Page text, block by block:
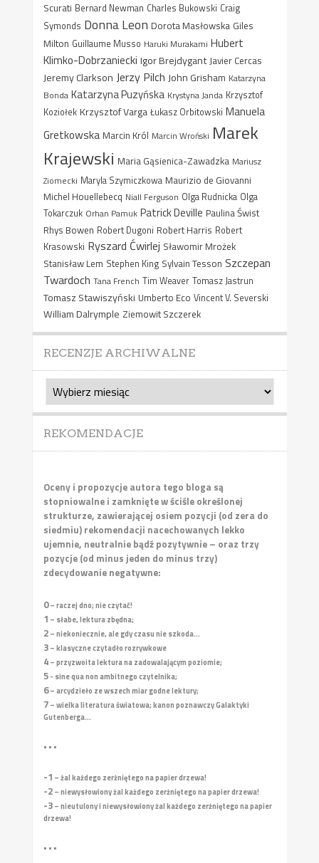
Scurati Bernard Newman Charles Bukowski Craig
Symonds Donna Leon Dorota Masłowska Giles
Milton Guillaume Musso Haruki Murakami Hubert
Klimko-Dobrzaniecki Igor Brejdygant Javier Cercas
Jeremy Clarkson Jerzy Pilch John Grisham Katarzyna
Bonda Katarzyna Puzyńska Krystyna Janda Krzysztof
Koziołek Krzysztof Varga Łukasz Orbitowski Manuela
Gretkowska Marcin Król Marcin Wroński Marek
Krajewski Maria Gąsienica-Zawadzka Mariusz
Ziomecki Maryla Szymiczkowa Maurizio de Giovanni
Michel Houellebecq Niall Ferguson Olga Rudnicka Olga
Tokarczuk Orhan Pamuk Patrick Deville Paulina Świst
Rhys Bowen Robert Dugoni Robert Harris Robert
Krasowski Ryszard Ćwirlej Sławomir Mrożek
Stanisław Lem Stephen King Sylvain Tesson Szczepan
Twardoch Tana French Tim Weaver Tomasz Jastrun
Tomasz Stawiszyński Umberto Eco Vincent V. Severski
William Dalrymple Ziemowit Szczerek
RECENZJE ARCHIWALNE
Recenzje
archiwalne
REKOMENDACJE
Oceny i propozycje autora tego bloga są
stopniowalne i zamknięte w ściśle określonej
strukturze, zawierającej osiem pozycji (od zera do
siedmiu) rekomendacji nacechowanych lekko
ujemnie, neutralnie bądź pozytywnie – oraz trzy
pozycje (od minus jeden do minus trzy)
zdecydowanie negatywne:
0– raczej dno; nie czytać!
1 – słabe, lektura zbędna;
2– niekoniecznie, ale gdy czasu nie szkoda...
3– klasyczne czytadło rozrywkowe
4– przyzwoita lektura na zadowalającym poziomie;
5- sine qua non ambitnego czytelnika;
6– arcydzieło ze wszech miar godne lektury;
7– wielka literatura światowa; kanon poznawczy Galaktyki
Gutenberga...
• • •
-1 – żal każdego zerżniętego na papier drzewa!
-2– niewysłowiony żal każdego zerżniętego na papier drzewa!
-3– nieutulony i niewysłowiony żal każdego zerżniętego na papier
drzewa!
• • •